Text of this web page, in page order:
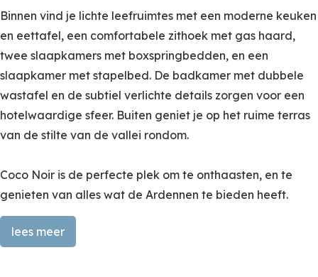
Binnen vind je lichte leefruimtes met een moderne keuken
en eettafel, een comfortabele zithoek met gas haard,
twee slaapkamers met boxspringbedden, en een
slaapkamer met stapelbed. De badkamer met dubbele
wastafel en de subtiel verlichte details zorgen voor een
hotelwaardige sfeer. Buiten geniet je op het ruime terras
van de stilte van de vallei rondom.
Coco Noir is de perfecte plek om te onthaasten, en te
genieten van alles wat de Ardennen te bieden heeft.
Coco Noir, waar design en natuur
lees meer